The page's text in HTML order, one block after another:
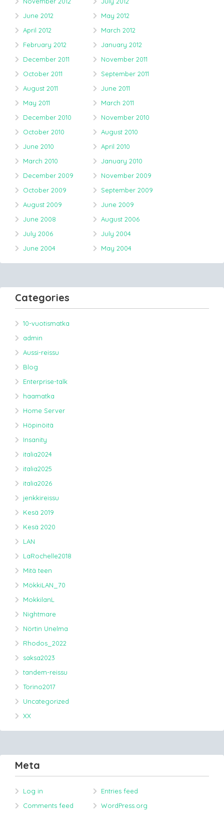
June 2012
May 2012
April 2012
March 2012
February 2012
January 2012
December 2011
November 2011
October 2011
September 2011
August 2011
June 2011
May 2011
March 2011
December 2010
November 2010
October 2010
August 2010
June 2010
April 2010
March 2010
January 2010
December 2009
November 2009
October 2009
September 2009
August 2009
June 2009
June 2008
August 2006
July 2006
July 2004
June 2004
May 2004
Categories
10-vuotismatka
admin
Aussi-reissu
Blog
Enterprise-talk
haamatka
Home Server
Höpinöitä
Insanity
italia2024
italia2025
italia2026
jenkkireissu
Kesä 2019
Kesä 2020
LAN
LaRochelle2018
Mitä teen
MökkiLAN_70
MokkilanL
Nightmare
Nörtin Unelma
Rhodos_2022
saksa2023
tandem-reissu
Torino2017
Uncategorized
XX
Meta
Log in
Entries feed
Comments feed
WordPress.org